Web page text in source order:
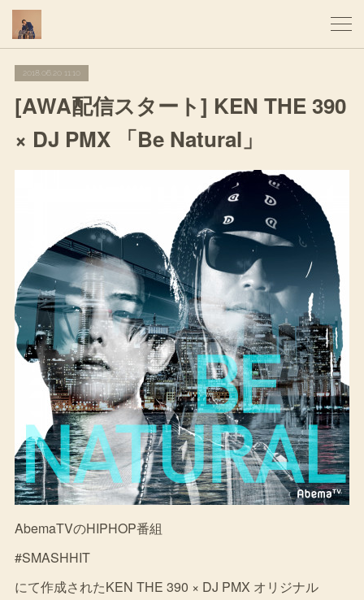
2018.06.20 11:10
[AWA配信スタート] KEN THE 390
× DJ PMX 「Be Natural」
AbemaTVのHIPHOP番組
#SMASHHIT
にて作成されたKEN THE 390 × DJ PMX オリジナル